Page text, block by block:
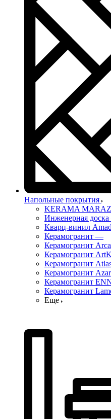
Напольные покрытия
KERAMA
Инженерная доска
Кварц-винил
Керамогранит —
Керамогранит
Керамогранит
Керамогранит
Керамогранит
Керамогранит
Керамогранит
Еще